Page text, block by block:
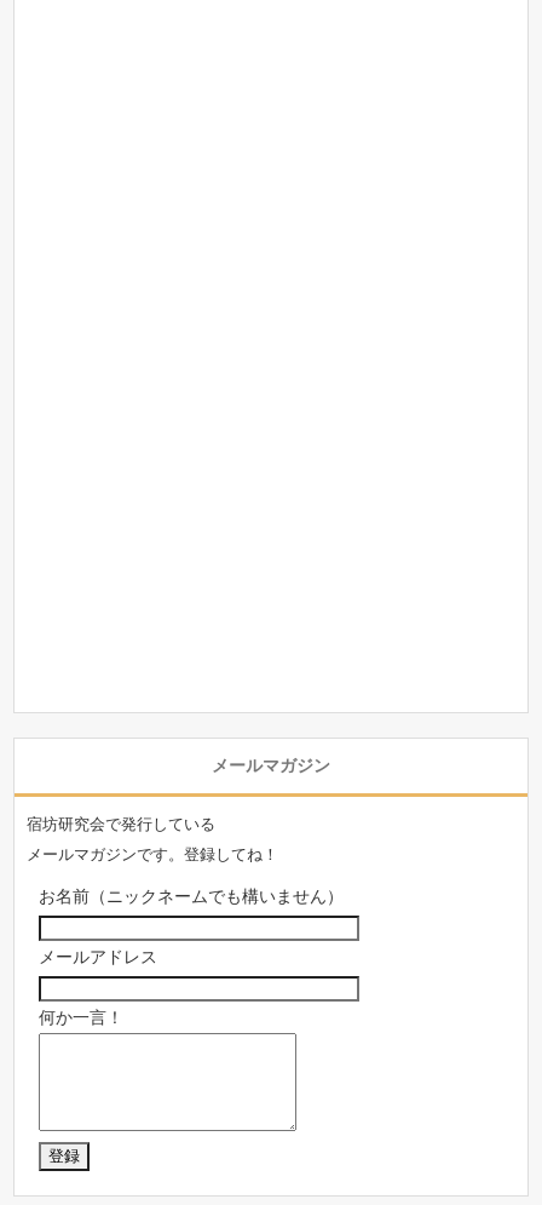
メールマガジン
宿坊研究会で発行している
メールマガジンです。登録してね！
お名前（ニックネームでも構いません）
メールアドレス
何か一言！